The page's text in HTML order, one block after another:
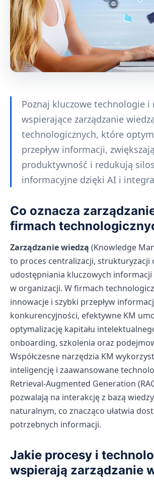
Poznaj kluczowe technologie i
wspierające zarządzanie
technologicznych, które
przepływ informacji, zwiększają
produktywność i redukują
informacyjne dzięki AI i
Co oznacza
firmach
Zarządzanie wiedzą (Knowledge
to proces centralizacji, strukturyzacji
udostępniania kluczowych informacji
w organizacji. W firmach
innowacje i szybki przepływ
konkurencyjności, efektywne KM
optymalizację kapitału
onboarding, szkolenia oraz
Współczesne narzędzia KM
inteligencję i zaawansowane
Retrieval-Augmented Generation
pozwalają na interakcję z bazą
naturalnym, co znacząco ułatwia
potrzebnych informacji.
Jakie procesy i
wspierają zarządzanie